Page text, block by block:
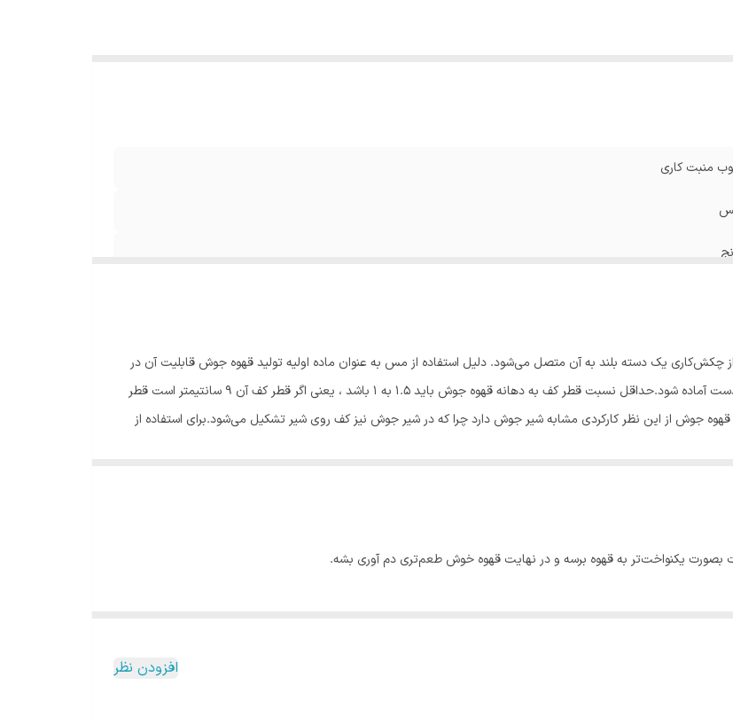
منبت کاری
یک دسته بلند به آن متصل می‌شود. دلیل استفاده از مس به عنوان ماده اولیه تولید قهوه جوش قابلیت آن در
انتقال حرارت است، استفاده از مس سبب می‌شود قهوه به صورت یک دست آماده شود.حداقل نسبت قطر کف به دهانه قهوه جوش باید 1.5 به 1 باشد ، یعنی اگر قطر کف آن 9 سانتیمتر است قطر
می‌شود قهوه جوش از این نظر کارکردی مشابه شیر جوش دارد چرا که در شیر جوش نیز کف روی شیر تشکیل می‌شود.برای استفاده از
دام می‌افتد و به صورت یک‌پارچه فشرده می‌شود.
یکنواخت‌تر به قهوه برسه و در نهایت قهوه خوش طعم‌تری دم آوری بشه.
افزودن نظر